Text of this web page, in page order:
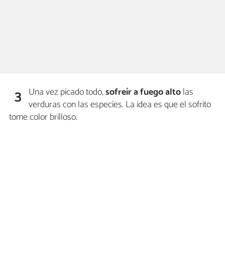
3 Una vez picado todo,sofreír a fuego altolas
verduras con las especies. La idea es que el sofrito
tome color brilloso.